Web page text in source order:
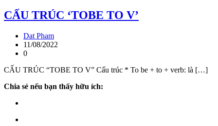
CẤU TRÚC ‘TOBE TO V’
Dat Pham
11/08/2022
0
CẤU TRÚC “TOBE TO V” Cấu trúc * To be + to + verb: là […]
Chia sẻ nếu bạn thấy hữu ích: